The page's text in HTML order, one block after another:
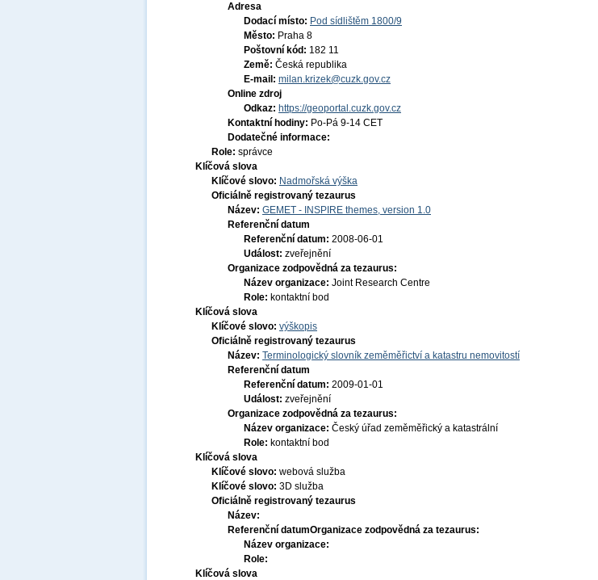
Adresa
Dodací místo: Pod sídlištěm 1800/9
Město: Praha 8
Poštovní kód: 182 11
Země: Česká republika
E-mail: milan.krizek@cuzk.gov.cz
Online zdroj
Odkaz: https://geoportal.cuzk.gov.cz
Kontaktní hodiny: Po-Pá 9-14 CET
Dodatečné informace:
Role: správce
Klíčová slova
Klíčové slovo: Nadmořská výška
Oficiálně registrovaný tezaurus
Název: GEMET - INSPIRE themes, version 1.0
Referenční datum
Referenční datum: 2008-06-01
Událost: zveřejnění
Organizace zodpovědná za tezaurus:
Název organizace: Joint Research Centre
Role: kontaktní bod
Klíčová slova
Klíčové slovo: výškopis
Oficiálně registrovaný tezaurus
Název: Terminologický slovník zeměměřictví a katastru nemovitostí
Referenční datum
Referenční datum: 2009-01-01
Událost: zveřejnění
Organizace zodpovědná za tezaurus:
Název organizace: Český úřad zeměměřický a katastrální
Role: kontaktní bod
Klíčová slova
Klíčové slovo: webová služba
Klíčové slovo: 3D služba
Oficiálně registrovaný tezaurus
Název:
Referenční datumOrganizace zodpovědná za tezaurus:
Název organizace:
Role:
Klíčová slova